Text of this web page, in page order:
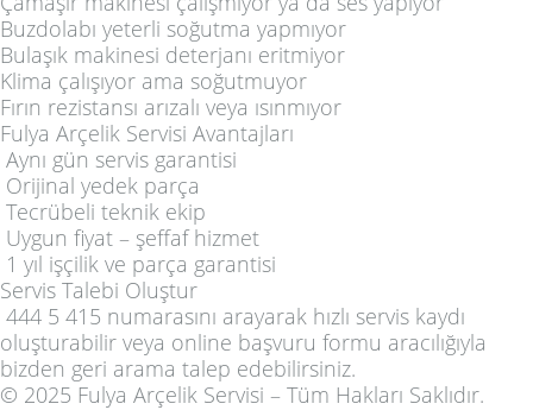
Buzdolabı yeterli soğutma yapmıyor
Bulaşık makinesi deterjanı eritmiyor
Klima çalışıyor ama soğutmuyor
Fırın rezistansı arızalı veya ısınmıyor
Fulya Arçelik Servisi Avantajları
Aynı gün servis garantisi
Orijinal yedek parça
Tecrübeli teknik ekip
Uygun fiyat – şeffaf hizmet
1 yıl işçilik ve parça garantisi
Servis Talebi Oluştur
444 5 415 numarasını arayarak hızlı servis kaydı
oluşturabilir veya online başvuru formu aracılığıyla
bizden geri arama talep edebilirsiniz.
© 2025 Fulya Arçelik Servisi – Tüm Hakları Saklıdır.